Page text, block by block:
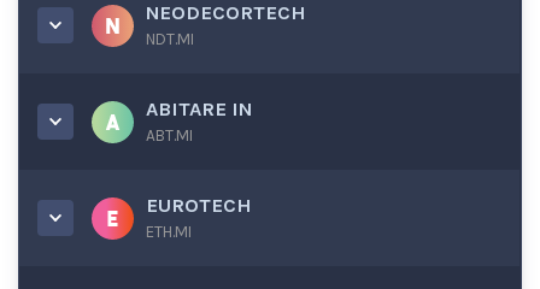
NEODECORTECH
NDT.MI
ABITARE IN
ABT.MI
EUROTECH
ETH.MI